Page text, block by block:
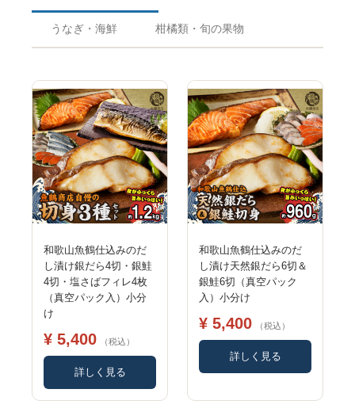
うなぎ・海鮮 柑橘類・旬の果物
和歌山魚鶴仕込みのだ
し漬け銀だら4切・銀鮭
4切・塩さばフィレ4枚
（真空パック入）小分
け
¥ 5,400 （税込）
詳しく見る
和歌山魚鶴仕込みのだ
し漬け天然銀だら6切＆
銀鮭6切（真空パック
入）小分け
¥ 5,400 （税込）
詳しく見る